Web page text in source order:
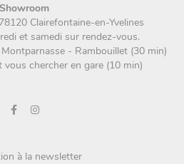
Showroom
Clairefontaine-en-Yvelines
et samedi sur rendez-vous.
- Rambouillet (30 min)
vous chercher en gare (10 min)
à la newsletter